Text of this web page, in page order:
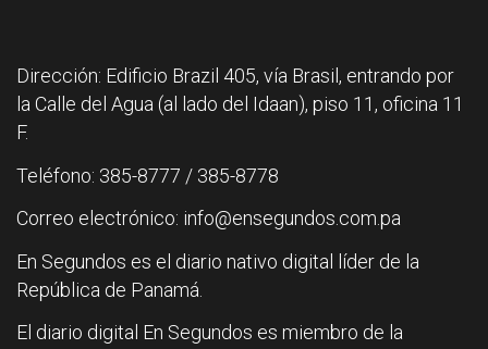
Dirección: Edificio Brazil 405, vía Brasil, entrando por
la Calle del Agua (al lado del Idaan), piso 11, oficina 11
F.
Teléfono: 385-8777 / 385-8778
Correo electrónico: info@ensegundos.com.pa
En Segundos es el diario nativo digital líder de la
República de Panamá.
El diario digital En Segundos es miembro de la